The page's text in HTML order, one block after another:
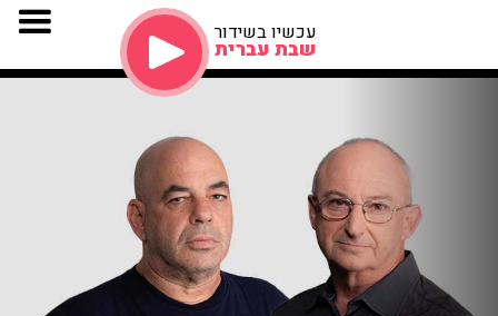
עכשיו בשידור
שבת עברית